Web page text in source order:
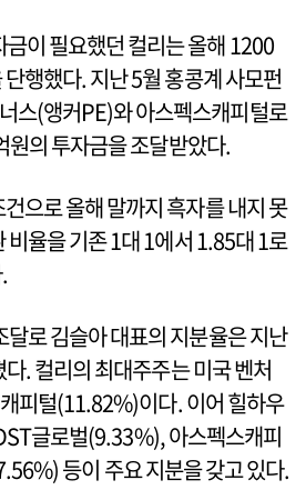
이 필요했던 컬리는 올해 1200
행했다. 지난 5월 홍콩계 사모펀
스(앵커PE)와 아스펙스캐피털로
의 투자금을 조달받았다.
으로 올해 말까지 흑자를 내지 못
비율을 기존 1대 1에서 1.85대 1로
달로 김슬아 대표의 지분율은 지난
. 컬리의 최대주주는 미국 벤처
피털(11.82%)이다. 이어 힐하우
글로벌(9.33%), 아스펙스캐피
등이 주요 지분을 갖고 있다.